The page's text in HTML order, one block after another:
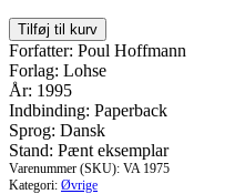
Den
gyldne
Rose
Korsfareren
III
antal
Tilføj til kurv
Forfatter: Poul Hoffmann
Forlag: Lohse
År: 1995
Indbinding: Paperback
Sprog: Dansk
Stand: Pænt eksemplar
Varenummer (SKU): VA 1975
Kategori: Øvrige